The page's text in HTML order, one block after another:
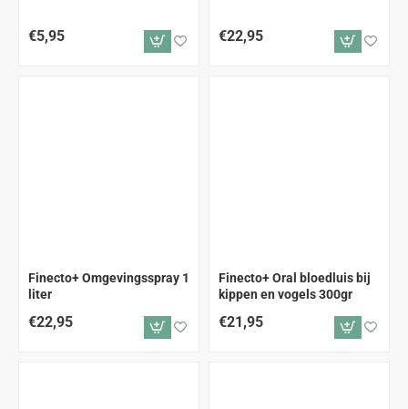
€5,95 €22,95
Finecto+ Omgevingsspray 1
liter
€22,95
Finecto+ Oral bloedluis bij
kippen en vogels 300gr
€21,95